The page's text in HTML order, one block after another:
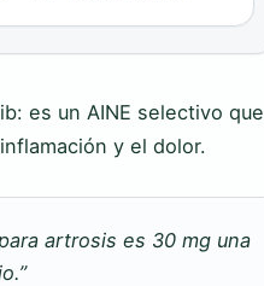
es un AINE selectivo que
y el dolor.
artrosis es 30 mg una